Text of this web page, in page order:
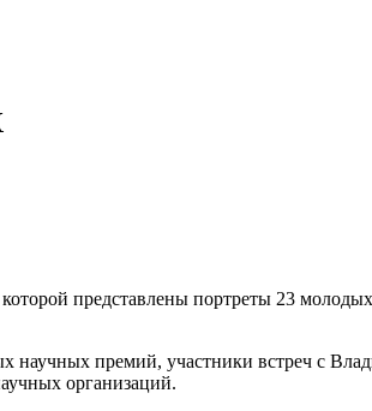
представлены портреты 23
научных премий, участники встреч с
организаций.